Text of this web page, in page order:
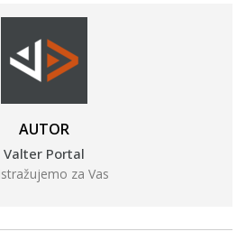
AUTOR
Valter Portal
za Vas